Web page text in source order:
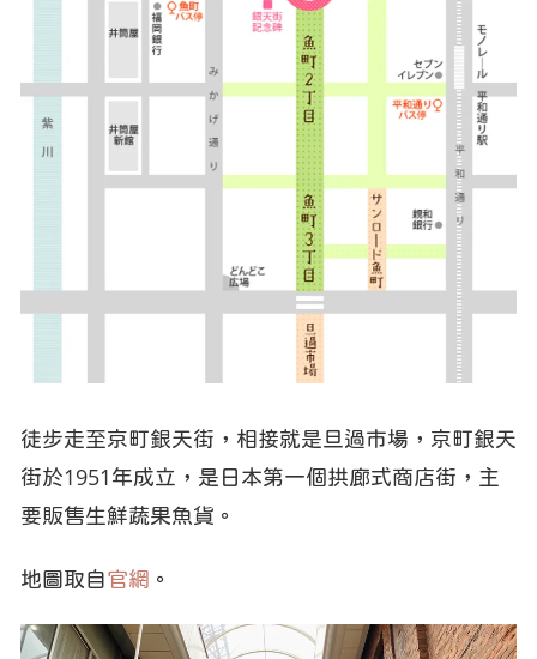
徒步走至京町銀天街，相接就是旦過市場，京町銀天
街於1951年成立，是日本第一個拱廊式商店街，主
要販售生鮮蔬果魚貨。
地圖取自官網 。